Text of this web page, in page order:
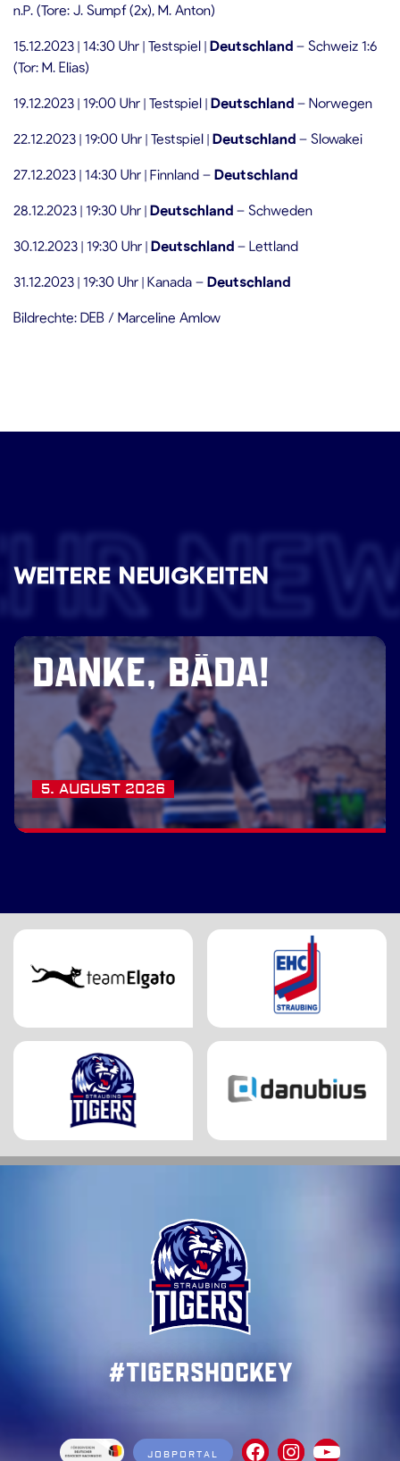
n.P. (Tore: J. Sumpf (2x), M. Anton)
15.12.2023 | 14:30 Uhr | Testspiel | Deutschland – Schweiz 1:6
(Tor: M. Elias)
19.12.2023 | 19:00 Uhr | Testspiel | Deutschland – Norwegen
22.12.2023 | 19:00 Uhr | Testspiel | Deutschland – Slowakei
27.12.2023 | 14:30 Uhr | Finnland – Deutschland
28.12.2023 | 19:30 Uhr | Deutschland – Schweden
30.12.2023 | 19:30 Uhr | Deutschland – Lettland
31.12.2023 | 19:30 Uhr | Kanada – Deutschland
Bildrechte: DEB / Marceline Amlow
WEITERE NEUIGKEITEN
DANKE, BÄDA!
5. AUGUST 2026
#TigersHockey
JOBPORTAL